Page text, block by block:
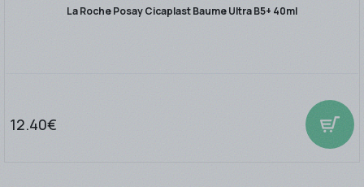
La Roche Posay Cicaplast Baume Ultra B5+ 40ml
12.40€